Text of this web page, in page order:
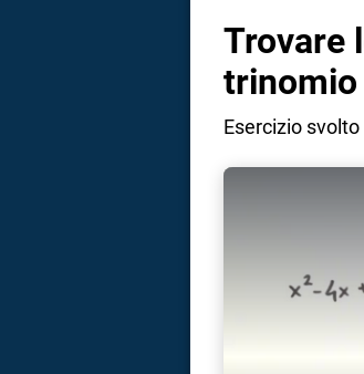
Trovare
trinomio
Esercizio svolto